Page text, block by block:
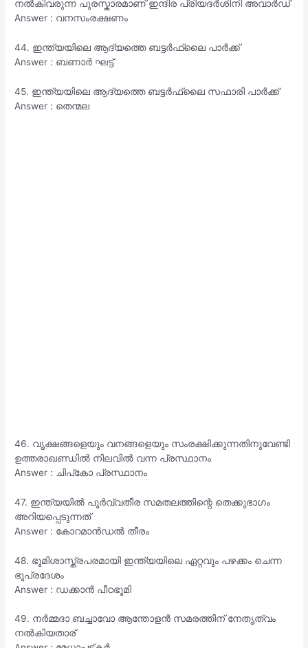
നൽകിവരുന്ന പുരസ്കാരമാണ് ഇന്ദിര പ്രിയദർശിനി അവാർഡ്
Answer : വനസംരക്ഷണം
44. ഇന്ത്യയിലെ ആദ്യത്തെ ബട്ടർഫ്ലൈ പാർക്ക്
Answer : ബണാർ ഘട്ട്
45. ഇന്ത്യയിലെ ആദ്യത്തെ ബട്ടർഫ്ലൈ സഫാരി പാർക്ക്
Answer : തെന്മല
46. വൃക്ഷങ്ങളെയും വനങ്ങളെയും സംരക്ഷിക്കുന്നതിനുവേണ്ടി
ഉത്തരാഖണ്ഡിൽ നിലവിൽ വന്ന പ്രസ്ഥാനം
Answer : ചിപ്കോ പ്രസ്ഥാനം
47. ഇന്ത്യയിൽ പൂർവ്വതീര സമതലത്തിന്റെ തെക്കുഭാഗം
അറിയപ്പെടുന്നത്
Answer : കോറമാൻഡൽ തീരം
48. ഭൂമിശാസ്ത്രപരമായി ഇന്ത്യയിലെ ഏറ്റവും പഴക്കം ചെന്ന
ഭൂപ്രദേശം
Answer : ഡക്കാൻ പീഠഭൂമി
49. നർമ്മദാ ബച്ചാവോ ആന്തോളൻ സമരത്തിന് നേതൃത്വം
നൽകിയതാര്